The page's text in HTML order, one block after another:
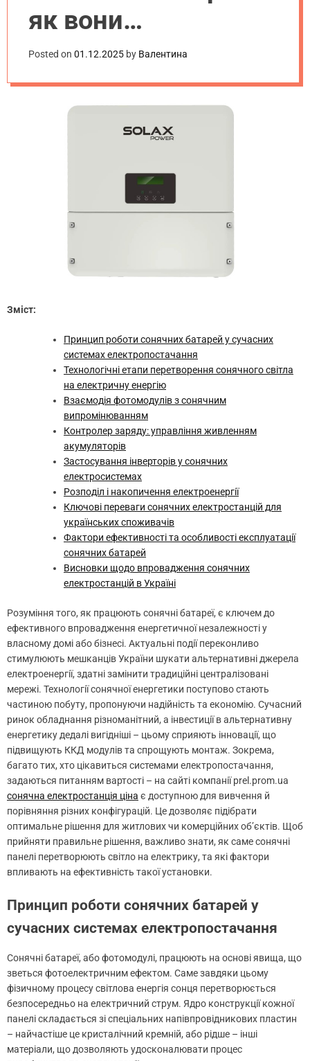
як вони
перетворюють
світло на
електричну енергію
Posted on 01.12.2025 by Валентина
Зміст:
Принцип роботи сонячних батарей у сучасних
системах електропостачання
Технологічні етапи перетворення сонячного світла
на електричну енергію
Взаємодія фотомодулів з сонячним
випромінюванням
Контролер заряду: управління живленням
акумуляторів
Застосування інверторів у сонячних
електросистемах
Розподіл і накопичення електроенергії
Ключові переваги сонячних електростанцій для
українських споживачів
Фактори ефективності та особливості експлуатації
сонячних батарей
Висновки щодо впровадження сонячних
електростанцій в Україні
Розуміння того, як працюють сонячні батареї, є ключем до
ефективного впровадження енергетичної незалежності у
власному домі або бізнесі. Актуальні події переконливо
стимулюють мешканців України шукати альтернативні джерела
електроенергії, здатні замінити традиційні централізовані
мережі. Технології сонячної енергетики поступово стають
частиною побуту, пропонуючи надійність та економію. Сучасний
ринок обладнання різноманітний, а інвестиції в альтернативну
енергетику дедалі вигідніші – цьому сприяють інновації, що
підвищують ККД модулів та спрощують монтаж. Зокрема,
багато тих, хто цікавиться системами електропостачання,
задаються питанням вартості – на сайті компанії prel.prom.ua
сонячна електростанція ціна є доступною для вивчення й
порівняння різних конфігурацій. Це дозволяє підібрати
оптимальне рішення для житлових чи комерційних об’єктів. Щоб
прийняти правильне рішення, важливо знати, як саме сонячні
панелі перетворюють світло на електрику, та які фактори
впливають на ефективність такої установки.
Принцип роботи сонячних батарей у
сучасних системах електропостачання
Сонячні батареї, або фотомодулі, працюють на основі явища, що
зветься фотоелектричним ефектом. Саме завдяки цьому
фізичному процесу світлова енергія сонця перетворюється
безпосередньо на електричний струм. Ядро конструкції кожної
панелі складається зі спеціальних напівпровідникових пластин
– найчастіше це кристалічний кремній, або рідше – інші
матеріали, що дозволяють удосконалювати процес